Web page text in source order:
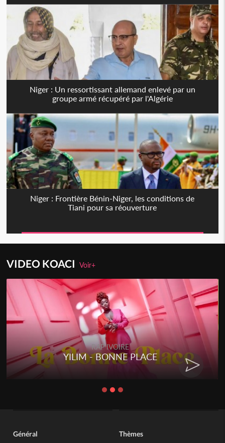
Niger : Un ressortissant allemand enlevé par un
groupe armé récupéré par l'Algérie
Niger : Frontière Bénin-Niger, les conditions de
Tiani pour sa réouverture
VIDEO KOACIVoir+
RAP IVOIRE
YILIM - BONNE PLACE
Général Thèmes